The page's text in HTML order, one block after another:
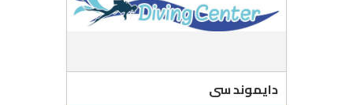
دايموند سى